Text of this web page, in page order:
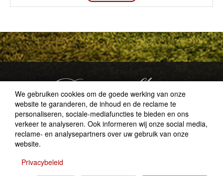
We gebruiken cookies om de goede werking van onze
website te garanderen, de inhoud en de reclame te
personaliseren, sociale-mediafuncties te bieden en ons
verkeer te analyseren. Ook informeren wij onze social media,
reclame- en analysepartners over uw gebruik van onze
website.
Privacybeleid
Lütticher Str. 118
B-4710 Lontzen